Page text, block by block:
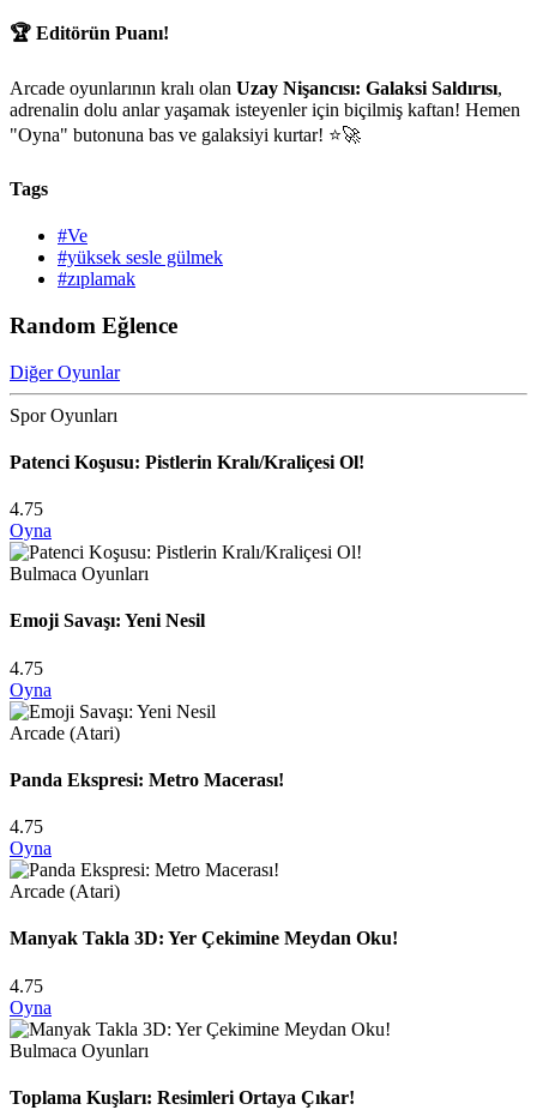
🏆 Editörün Puanı!
Arcade oyunlarının kralı olan Uzay Nişancısı: Galaksi Saldırısı,
adrenalin dolu anlar yaşamak isteyenler için biçilmiş kaftan! Hemen
"Oyna" butonuna bas ve galaksiyi kurtar! ⭐🚀
Tags
#Ve
#yüksek sesle gülmek
#zıplamak
Random Eğlence
Diğer Oyunlar
Spor Oyunları
Patenci Koşusu: Pistlerin Kralı/Kraliçesi Ol!
4.75
Oyna
Bulmaca Oyunları
Emoji Savaşı: Yeni Nesil
4.75
Oyna
Arcade (Atari)
Panda Ekspresi: Metro Macerası!
4.75
Oyna
Arcade (Atari)
Manyak Takla 3D: Yer Çekimine Meydan Oku!
4.75
Oyna
Bulmaca Oyunları
Toplama Kuşları: Resimleri Ortaya Çıkar!